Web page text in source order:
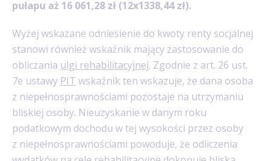
pułapu aż 16 061,28 zł (12x1338,44 zł).
Wyżej wskazane odniesienie do kwoty renty socjalnej
stanowi również wskaźnik mający zastosowanie do
obliczania ulgi rehabilitacyjnej. Zgodnie z art. 26 ust.
7e ustawy PIT wskaźnik ten wskazuje, że dana osoba
z niepełnosprawnościami pozostaje na utrzymaniu
bliskiej osoby. Nieuzyskanie w danym roku
podatkowym dochodu w tej wysokości przez osoby
z niepełnosprawnościami powoduje, że odliczenia